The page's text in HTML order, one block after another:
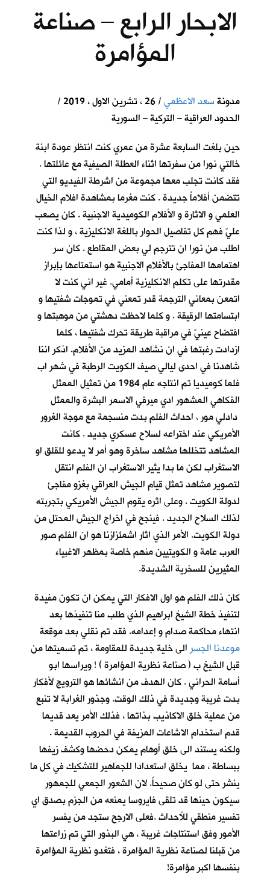
الابحار الرابع – صناعة
المؤامرة
مدونةسعد الاعظمي
/ 26 ، تشرين الاول ، 2019 /
الحدود العراقية – التركية – السورية
حين بلغت السابعة عشرة من عمري كنت انتظر عودة ابنة
خالتي نورا من سفرتها اثناء العطلة الصيفية مع عائلتها .
فقد كانت تجلب معها مجموعة من اشرطة الفيديو التي
تتضمن أفلاماً جديدة . كنت مغرما بمشاهدة افلام الخيال
العلمي و الاثارة و الأفلام الكوميدية الاجنبية . كان يصعب
عليّ فهم كل تفاصيل الحوار باللغة الانكليزية ، و لذا كنت
اطلب من نورا ان تترجم لي بعض المقاطع . كان سر
اهتمامها المفاجئ بالأفلام الاجنبية هو استمتاعها بإبراز
مقدرتها على تكلم الانكليزية أمامي. غير اني كنت لا
اتمعن بمعاني الترجمة قدر تمعني في تموجات شفتيها و
ابتسامتها الرقيقة . و كلما لاحظت دهشتي من موهبتها و
افتضاح عينيّ في مراقبة طريقة تحرك شفتيها ، كلما
ازدادت رغبتها في ان نشاهد المزيد من الأفلام. اذكر اننا
شاهدنا في احدى ليالي صيف الكويت الرطبة في شهر اب
فلما كوميديا تم انتاجه عام 1984 من تمثيل الممثل
الفكاهي المشهور ادي ميرفي الاسمر البشرة والممثل
دادلي مور ، احداث الفلم بدت منسجمة مع موجة الغرور
الأمريكي عند اختراعه لسلاح عسكري جديد . كانت
المشاهد تتخللها مشاهد ساخرة وهو أمر لا يدعو للقلق او
الاستغراب لكن ما بدا يثير الاستغراب ان الفلم انتقل
لتصوير مشاهد تمثل قيام الجيش العراقي بغزو مفاجئ
لدولة الكويت . وعلى اثره يقوم الجيش الأمريكي بتجربته
لذلك السلاح الجديد . فينجح في اخراج الجيش المحتل من
دولة الكويت. الأمر الذي اثار اشمئزازنا هو ان الفلم صور
العرب عامة و الكويتيين منهم خاصة بمظهر الاغبياء
المثيرين للسخرية الشديدة.
كان ذلك الفلم هو اول الافكار التي يمكن ان تكون مفيدة
لتنفيذ خطة الشيخ ابراهيم الذي طلب منا تنفيذها بعد
انتهاء محاكمة صدام و إعدامه. فقد تم نقلي بعد موقعة
موعدنا الجسرالى خلية جديدة للمقاومة ، تم تسميتها من
قبل الشيخ ب ( صناعة نظرية المؤامرة ) ! ويراسها ابو
أسامة الحراني . كان الهدف من انشائها هو الترويج لأفكار
بدت غريبة وجديدة في ذلك الوقت. وجذور الغرابة لا تنبع
من عملية خلق الاكاذيب بذاتها ، فذلك الأمر يعد قديما
قدم استخدام الاشاعات المزيفة في الحروب القديمة .
ولكنه يستند الى خلق أوهام يمكن دحضها وكشف زيفها
ببساطة ، مما يخلق استعدادا للجماهير للتشكيك في كل ما
ينشر حتى لو كان صحيحاً. لان الشعور الجمعي للجمهور
سيكون حينها قد تلقى فايروسا يمنعه من الجزم بصدق اي
تفسير منطقي للأحداث .فعلى الارجح ستجد من يفسر
الأمور وفق استنتاجات غريبة ، هي البذور التي تم زراعتها
من قبلنا لصناعة نظرية المؤامرة ، فتغدو نظرية المؤامرة
بنفسها اكبر مؤامرة!